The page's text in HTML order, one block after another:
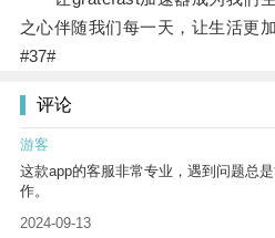
之心伴随我们每一天，让生活更
#37#
评论
游客
这款app的客服非常专业，遇到问题总
作。
2024-09-13